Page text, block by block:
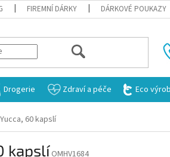
FIREMNÍ DÁRKY DÁRKOVÉ POUKAZY
HLEDAT
Drogerie Zdraví a péče Eco
60 kapslí
kapslíOMHV1684